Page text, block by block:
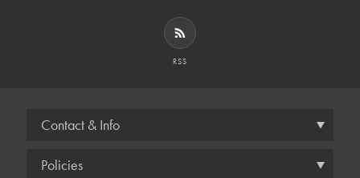
RSS
Contact & Info
Policies